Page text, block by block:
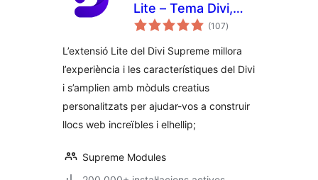
Lite – Tema Divi,
tema Extra i (107puntuacions
totals
)
L’extensió Lite del Divi Supreme millora
l’experiència i les característiques del Divi
i s’amplien amb mòduls creatius
personalitzats per ajudar-vos a construir
llocs web increïbles i elhellip;
Supreme Modules